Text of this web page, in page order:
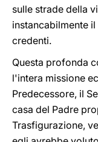
sulle strade della
instancabilmente
credenti.
Questa profonda
l'intera missione
Predecessore, il
casa del Padre
Trasfigurazione,